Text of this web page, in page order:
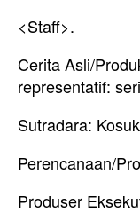
<Staff>.
Cerita Asli/
representatif:
Sutradara:
Perencanaan/
Produser